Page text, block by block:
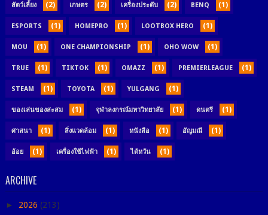
สัตว์เลี้ยง (2) เกษตร (2) เครื่องประดับ (2) BENQ (1)
ESPORTS (1) HOMEPRO (1) LOOTBOX HERO (1)
MOU (1) ONE CHAMPIONSHIP (1) OHO WOW (1)
TRUE (1) TIKTOK (1) OMAZZ (1) PREMIERLEAGUE (1)
STEAM (1) TOYOTA (1) YULGANG (1)
ของเล่นของสะสม (1) จุฬาลงกรณ์มหาวิทยาลัย (1) ดนตรี (1)
ศาสนา (1) สิ่งแวดล้อม (1) หนังสือ (1) อัญมณี (1)
อ้อย (1) เครื่องใช้ไฟฟ้า (1) ไต้หวัน (1)
ARCHIVE
► 2026 (213)